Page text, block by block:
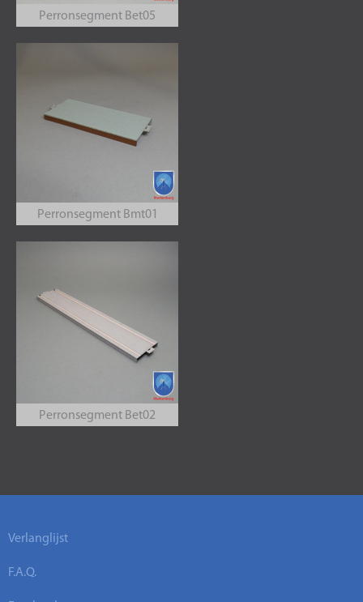
Perronsegment Bet05
Perronsegment Bmt01
Perronsegment Bet02
Verlanglijst
F.A.Q.